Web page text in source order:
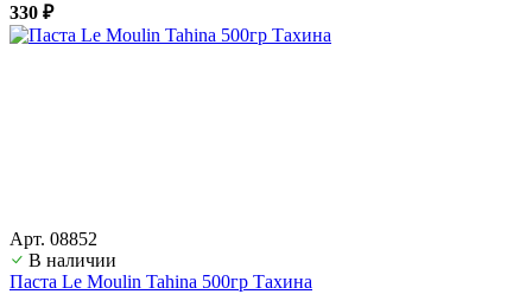
330 ₽
Арт. 08852
В наличии
Паста Le Moulin Tahina 500гр Тахина